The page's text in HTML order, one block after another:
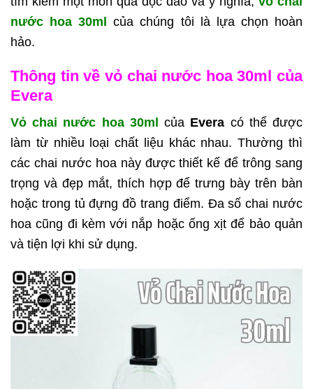
nước hoa 30ml của chúng tôi là lựa chọn hoàn
hảo.
Thông tin về vỏ chai nước hoa 30ml của
Evera
Vỏ chai nước hoa 30ml của Evera có thể được
làm từ nhiều loại chất liệu khác nhau. Thường thì
các chai nước hoa này được thiết kế để trông sang
trọng và đẹp mắt, thích hợp để trưng bày trên bàn
hoặc trong tủ đựng đồ trang điểm. Đa số chai nước
hoa cũng đi kèm với nắp hoặc ống xịt để bảo quản
và tiện lợi khi sử dụng.